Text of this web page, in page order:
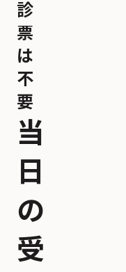
診
票
は
不
要
当
日
の
受